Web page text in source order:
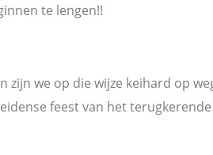
te lengen!!
zijn we op die wijze keihard op
feest van het terugkerende